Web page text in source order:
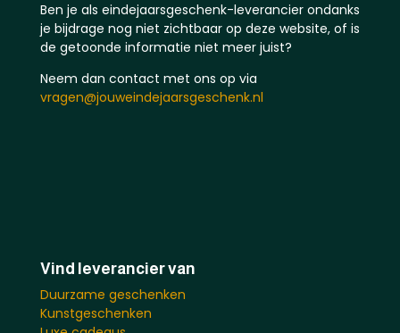
Ben je als eindejaarsgeschenk-leverancier ondanks
je bijdrage nog niet zichtbaar op deze website, of is
de getoonde informatie niet meer juist?
Neem dan contact met ons op via
vragen@jouweindejaarsgeschenk.nl
Vind leverancier van
Duurzame geschenken
Kunstgeschenken